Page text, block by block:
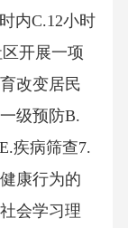
内C.12小时
开展一项
改变居民
级预防B.
疾病筛查7.
康行为的
会学习理